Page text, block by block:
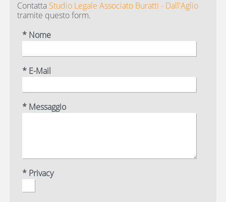
Contatta Studio Legale Associato Buratti - Dall'Aglio
tramite questo form.
* Nome
* E-Mail
* Messaggio
* Privacy